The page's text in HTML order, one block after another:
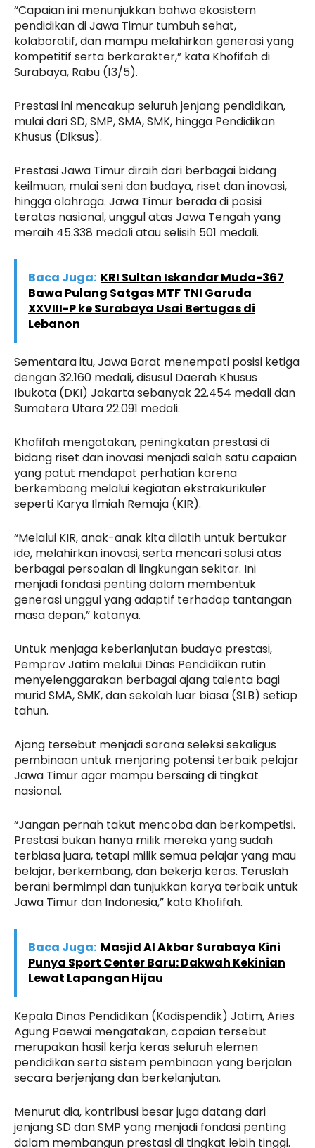
“Capaian ini menunjukkan bahwa ekosistem
pendidikan di Jawa Timur tumbuh sehat,
kolaboratif, dan mampu melahirkan generasi yang
kompetitif serta berkarakter,” kata Khofifah di
Surabaya, Rabu (13/5).
Prestasi ini mencakup seluruh jenjang pendidikan,
mulai dari SD, SMP, SMA, SMK, hingga Pendidikan
Khusus (Diksus).
Prestasi Jawa Timur diraih dari berbagai bidang
keilmuan, mulai seni dan budaya, riset dan inovasi,
hingga olahraga. Jawa Timur berada di posisi
teratas nasional, unggul atas Jawa Tengah yang
meraih 45.338 medali atau selisih 501 medali.
Baca Juga: KRI Sultan Iskandar Muda-367
Bawa Pulang Satgas MTF TNI Garuda
XXVIII-P ke Surabaya Usai Bertugas di
Lebanon
Sementara itu, Jawa Barat menempati posisi ketiga
dengan 32.160 medali, disusul Daerah Khusus
Ibukota (DKI) Jakarta sebanyak 22.454 medali dan
Sumatera Utara 22.091 medali.
Khofifah mengatakan, peningkatan prestasi di
bidang riset dan inovasi menjadi salah satu capaian
yang patut mendapat perhatian karena
berkembang melalui kegiatan ekstrakurikuler
seperti Karya Ilmiah Remaja (KIR).
“Melalui KIR, anak-anak kita dilatih untuk bertukar
ide, melahirkan inovasi, serta mencari solusi atas
berbagai persoalan di lingkungan sekitar. Ini
menjadi fondasi penting dalam membentuk
generasi unggul yang adaptif terhadap tantangan
masa depan,” katanya.
Untuk menjaga keberlanjutan budaya prestasi,
Pemprov Jatim melalui Dinas Pendidikan rutin
menyelenggarakan berbagai ajang talenta bagi
murid SMA, SMK, dan sekolah luar biasa (SLB) setiap
tahun.
Ajang tersebut menjadi sarana seleksi sekaligus
pembinaan untuk menjaring potensi terbaik pelajar
Jawa Timur agar mampu bersaing di tingkat
nasional.
“Jangan pernah takut mencoba dan berkompetisi.
Prestasi bukan hanya milik mereka yang sudah
terbiasa juara, tetapi milik semua pelajar yang mau
belajar, berkembang, dan bekerja keras. Teruslah
berani bermimpi dan tunjukkan karya terbaik untuk
Jawa Timur dan Indonesia,” kata Khofifah.
Baca Juga: Masjid Al Akbar Surabaya Kini
Punya Sport Center Baru: Dakwah Kekinian
Lewat Lapangan Hijau
Kepala Dinas Pendidikan (Kadispendik) Jatim, Aries
Agung Paewai mengatakan, capaian tersebut
merupakan hasil kerja keras seluruh elemen
pendidikan serta sistem pembinaan yang berjalan
secara berjenjang dan berkelanjutan.
Menurut dia, kontribusi besar juga datang dari
jenjang SD dan SMP yang menjadi fondasi penting
dalam membangun prestasi di tingkat lebih tinggi.